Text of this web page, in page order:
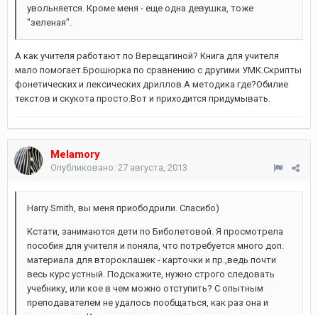
увольняется. Кроме меня - еще одна девушка, тоже
"зеленая".
А как учителя работают по Верещагиной? Книга для учителя
мало помогает.Брошюрка по сравнению с другими УМК.Скрипты
фонетических и лексических дриллов.А методика где?Обилие
текстов и скукота просто.Вот и приходится придумывать.
Melamory
Опубликовано: 27 августа, 2013
Harry Smith, вы меня приободрили. Спасибо)
Кстати, занимаются дети по Биболетовой. Я просмотрела
пособия для учителя и поняла, что потребуется много доп.
материала для второклашек - карточки и пр.,ведь почти
весь курс устный. Подскажите, нужно строго следовать
учебнику, или кое в чем можно отступить? С опытным
преподавателем не удалось пообщаться, как раз она и